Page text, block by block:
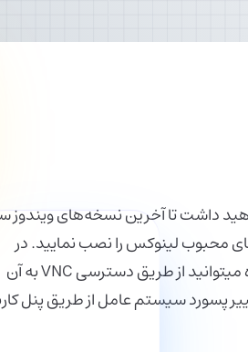
داشت تا آخرین نسخه‌های ویندوز
محبوب لینوکس را نصب نمایید. در
صورت بروز مشکل برای سیستم عامل نصب شده میتوانید از طریق دسترسی VNC به آن
پسورد سیستم عامل از طریق پنل